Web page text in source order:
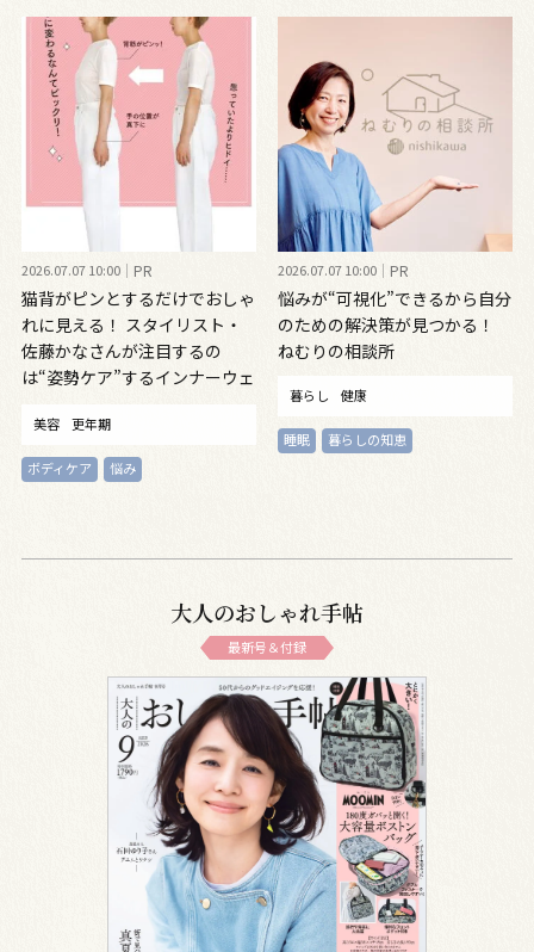
2026.07.07 10:00 PR
猫背がピンとするだけでおしゃ
れに見える！ スタイリスト・
佐藤かなさんが注目するの
は“姿勢ケア”するインナーウェ
美容 更年期
ボディケア 悩み
2026.07.07 10:00 PR
悩みが“可視化”できるから自分
のための解決策が見つかる！
ねむりの相談所
暮らし 健康
睡眠 暮らしの知恵
大人のおしゃれ手帖
最新号＆付録